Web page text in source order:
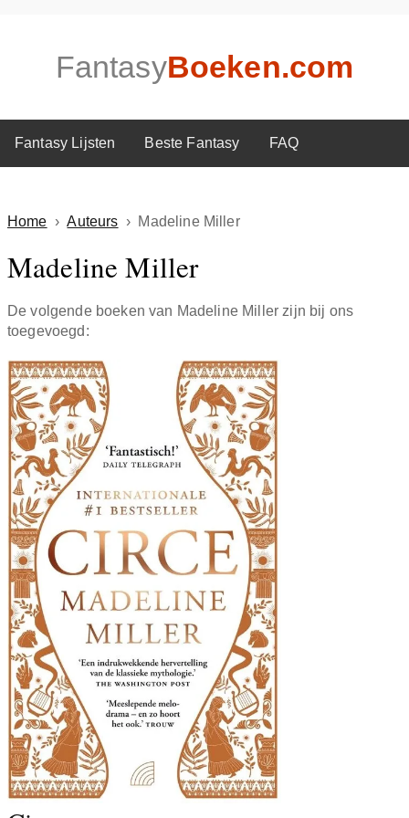
FantasyBoeken.com
Fantasy Lijsten Beste Fantasy FAQ
Home ›Auteurs › Madeline Miller
Madeline Miller
De volgende boeken van Madeline Miller zijn bij ons
toegevoegd: